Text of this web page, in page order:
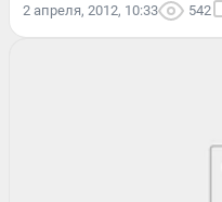
2 апреля, 2012, 10:33 542